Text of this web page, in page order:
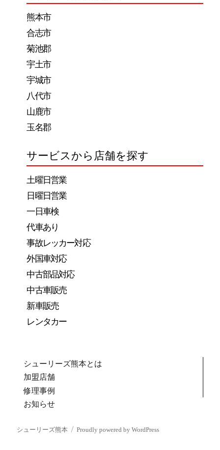
熊本市
合志市
菊池郡
宇土市
宇城市
八代市
山鹿市
玉名郡
サービスから店舗を探す
土曜日営業
日曜日営業
一日車検
代車あり
事故レッカー対応
外国車対応
中古部品対応
中古車販売
新車販売
レンタカー
シューリーズ熊本とは
加盟店舗
修理事例
お知らせ
シューリーズ熊本 Proudly powered by WordPress